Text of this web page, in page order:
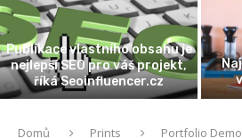
Publikace vlastního obsahu je
nejlepší SEO pro váš projekt,
říká Seoinfluencer.cz
Domů Prints Portfolio